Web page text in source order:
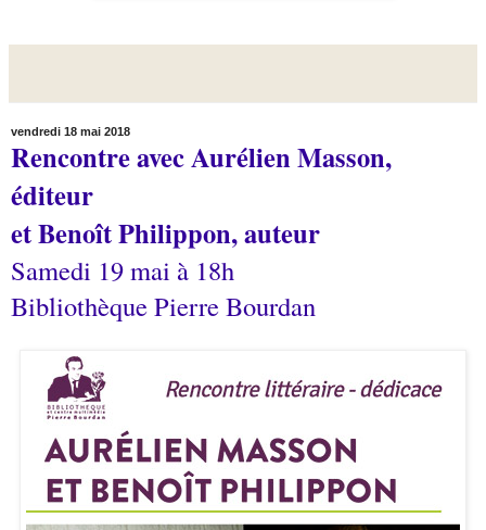
vendredi 18 mai 2018
Rencontre avec Aurélien Masson,
éditeur
et Benoît Philippon, auteur
Samedi 19 mai à 18h
Bibliothèque Pierre Bourdan